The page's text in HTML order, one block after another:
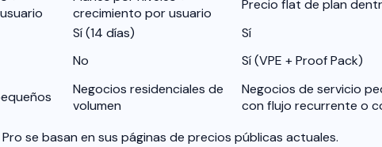
crecimiento por usuario
Precio flat de plan
Sí (14 días)
Sí
No Sí (VPE + Proof Pack)
Negocios residenciales de
volumen
Negocios de servicio
con flujo recurrente o
se basan en sus páginas de precios públicas actuales.